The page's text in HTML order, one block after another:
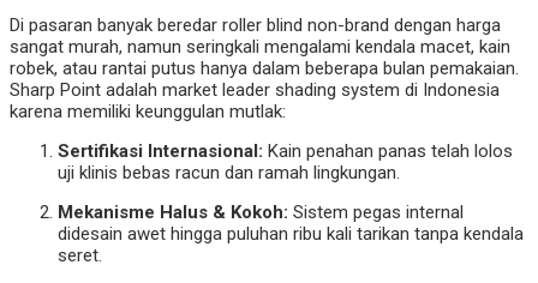
Di pasaran banyak beredar roller blind non-brand dengan harga
sangat murah, namun seringkali mengalami kendala macet, kain
robek, atau rantai putus hanya dalam beberapa bulan pemakaian.
Sharp Point adalah market leader shading system di Indonesia
karena memiliki keunggulan mutlak:
Sertifikasi Internasional: Kain penahan panas telah lolos
uji klinis bebas racun dan ramah lingkungan.
Mekanisme Halus & Kokoh: Sistem pegas internal
didesain awet hingga puluhan ribu kali tarikan tanpa kendala
seret.